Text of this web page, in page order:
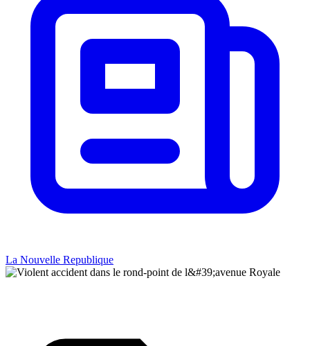
La Nouvelle Republique